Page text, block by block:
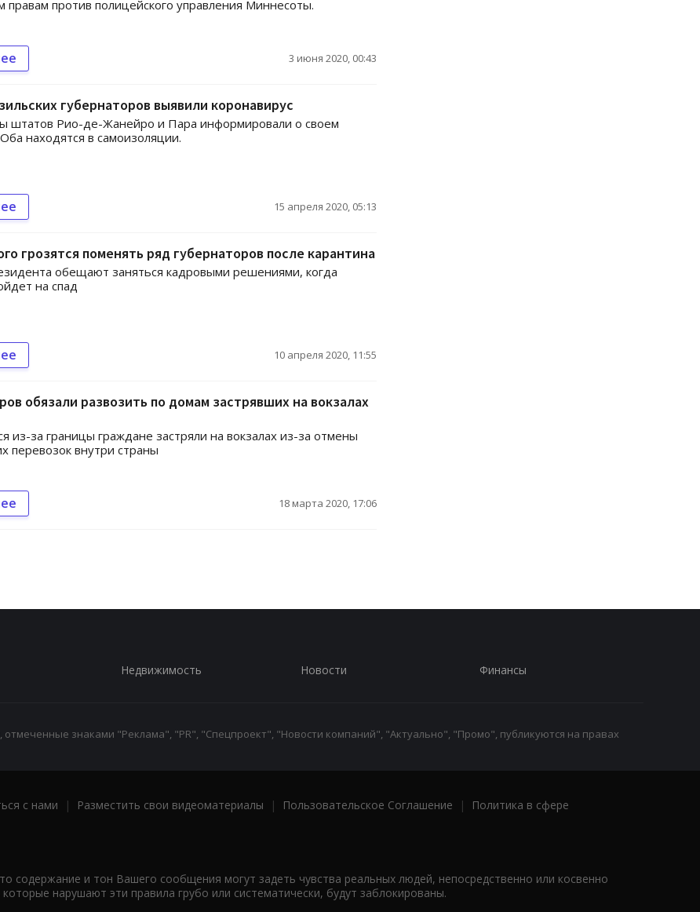
правам против полицейского управления Миннесоты.
3 июня 2020, 00:43
губернаторов выявили коронавирус
штатов Рио-де-Жанейро и Пара информировали о своем
находятся в самоизоляции.
15 апреля 2020, 05:13
грозятся поменять ряд губернаторов после карантина
обещают заняться кадровыми решениями, когда
на спад
10 апреля 2020, 11:55
обязали развозить по домам застрявших на вокзалах
из-за границы граждане застряли на вокзалах из-за отмены
перевозок внутри страны
18 марта 2020, 17:06
Недвижимость Новости Финансы
знаками "Реклама", "PR", "Спецпроект", "Новости компаний", "Актуально", "Промо", публикуются на правах
с нами | Разместить свои видеоматериалы | Пользовательское Соглашение |
Политика в сфере
содержание и тон Вашего сообщения могут задеть чувства реальных людей, непосредственно или косвенно
нарушают эти правила грубо или систематически, будут заблокированы.